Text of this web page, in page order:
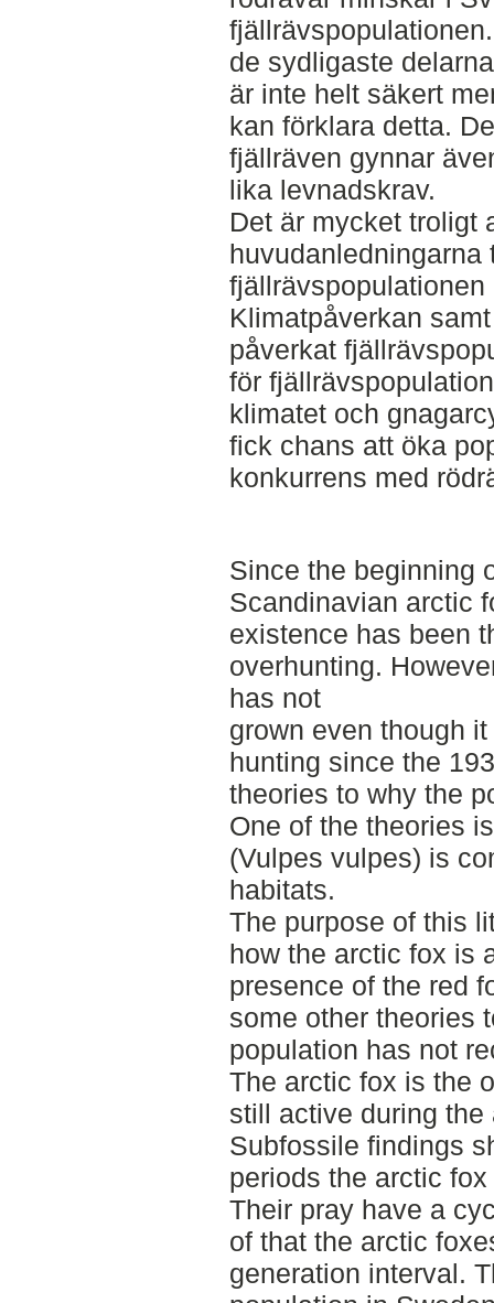
de sydligaste
är inte helt säkert
kan förklara detta.
fjällräven gynnar
lika levnadskrav.
Det är mycket troligt
Klimatpåverkan
påverkat
för
klimatet och
fick chans att öka
konkurrens med
Since the beginning
Scandinavian arctic
existence has been
overhunting.
has not
grown even though
hunting since the
theories to why the
One of the theories
(Vulpes vulpes) is
habitats.
The purpose of this
how the arctic fox is
presence of the red
some other theories
population has not
The arctic fox is the
still active during the
Subfossile findings
periods the arctic
Their pray have a
of that the arctic
generation interval.